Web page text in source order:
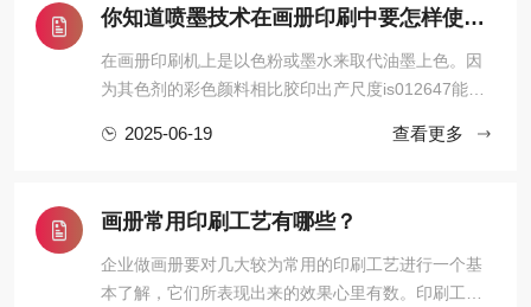
你知道喷墨技术在画册印刷中要怎样使用？
在画册印刷机上是以色粉或墨水来取代油墨上色。因
为其色剂的彩色颜料相比胶印出产尺度is012647能取
厚的色域再加上优秀的色彩治理软件的共同，令其不
模拟在高速轮转印刷机下 ...
2025-06-19 查看更多
画册常用印刷工艺有哪些？
企业做画册要对几大较为常用的印刷工艺进行一个基
本了解，它们所表现出来的效果心里有数。印刷工艺